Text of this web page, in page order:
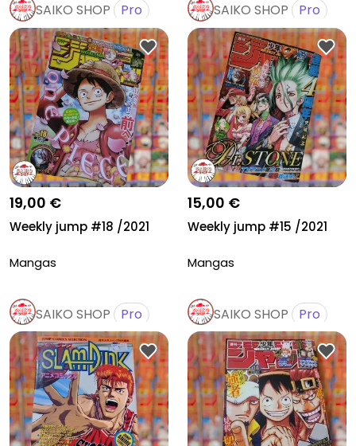
SAIKO SHOP Pro
19,00 €
Weekly jump #18 /2021
Mangas
SAIKO SHOP Pro
15,00 €
Weekly jump #15 /2021
Mangas
SAIKO SHOP Pro SAIKO SHOP Pro